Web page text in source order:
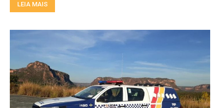
LEIA MAIS